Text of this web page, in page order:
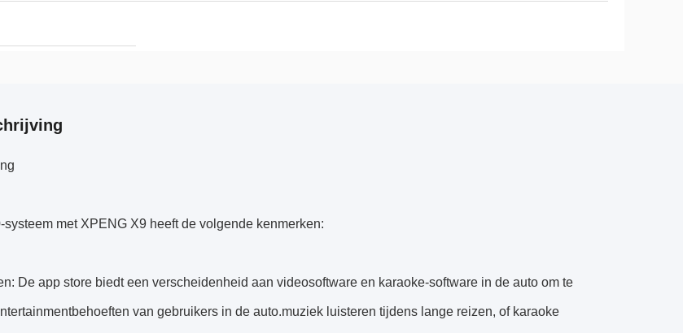
systeem met XPENG X9 heeft de volgende kenmerken:
De app store biedt een verscheidenheid aan videosoftware en karaoke-software in de auto om te
van gebruikers in de auto.muziek luisteren tijdens lange reizen, of karaoke